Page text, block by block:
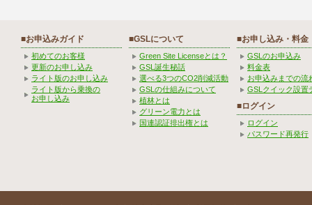
■お申込みガイド
初めてのお客様
更新のお申し込み
ライト版のお申し込み
ライト版から乗換の
お申し込み
■GSLについて
Green Site Licenseとは？
GSL誕生秘話
選べる3つのCO2削減活動
GSLの仕組みについて
植林とは
グリーン電力とは
国連認証排出権とは
■お申し込み・料金
GSLのお申込み
料金表
お申込みまでの流
GSLクイック設置
■ログイン
ログイン
パスワード再発行